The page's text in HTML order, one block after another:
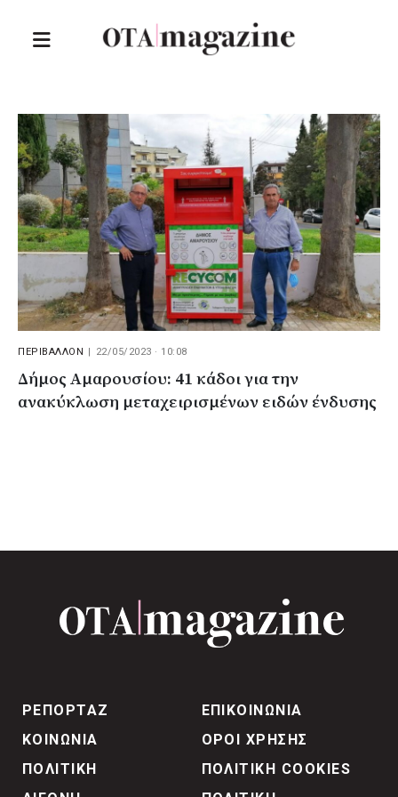
ΠΕΡΙΒΑΛΛΟΝ 22/05/2023 · 10:08
Δήμος Αμαρουσίου: 41 κάδοι για την
ανακύκλωση μεταχειρισμένων ειδών ένδυσης
ΡΕΠΟΡΤΑΖ
ΚΟΙΝΩΝΙΑ
ΠΟΛΙΤΙΚΗ
ΕΠΙΚΟΙΝΩΝΙΑ
ΟΡΟΙ ΧΡΗΣΗΣ
ΠΟΛΙΤΙΚΗ COOKIES